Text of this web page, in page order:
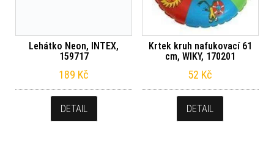
Lehátko Neon, INTEX,
159717
189 Kč
DETAIL
Krtek kruh nafukovací 61
cm, WIKY, 170201
52 Kč
DETAIL